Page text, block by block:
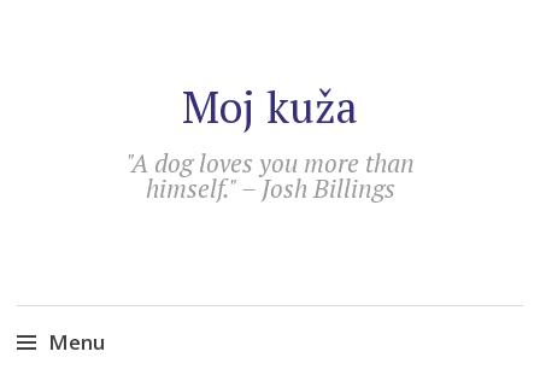
Moj kuža
"A dog loves you more than
himself." – Josh Billings
Menu